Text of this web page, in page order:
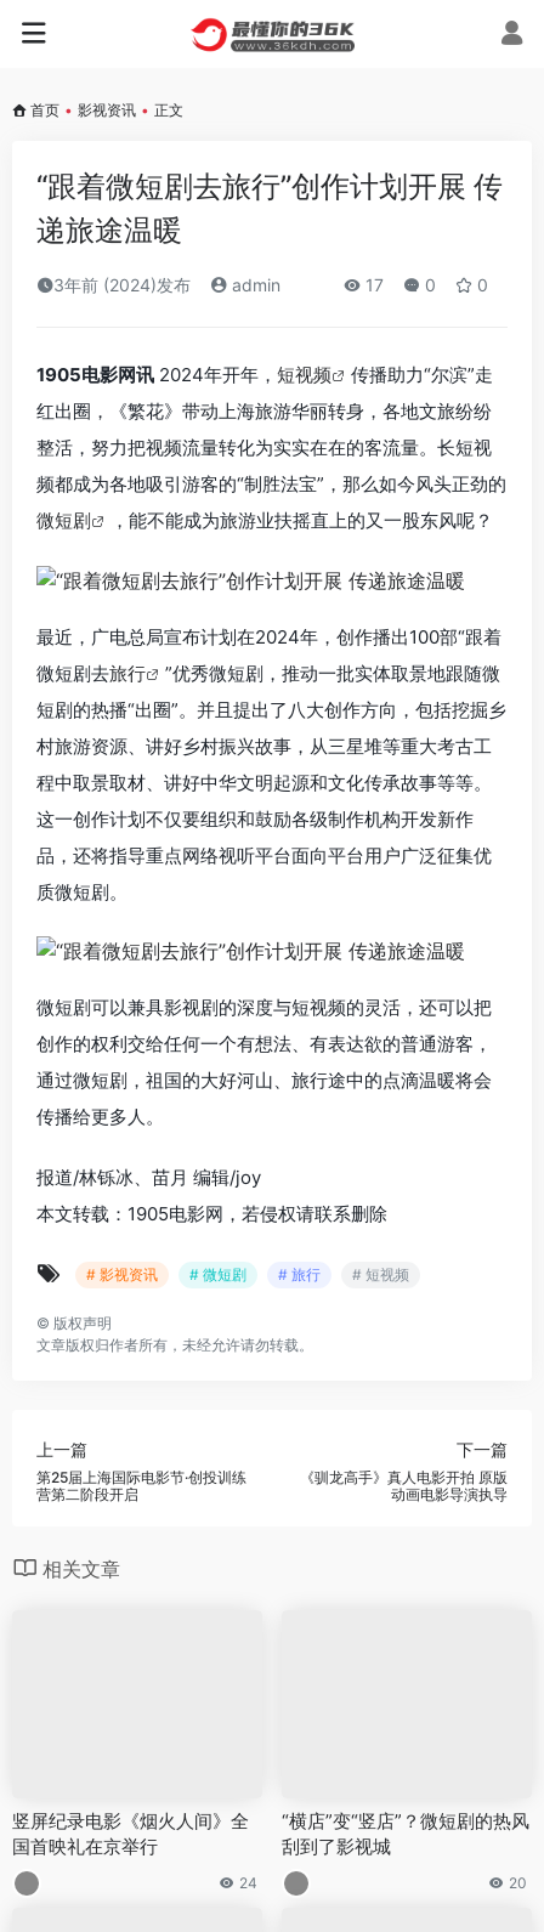
首页 • 影视资讯 • 正文
“跟着微短剧去旅行”创作计划开展 传
递旅途温暖
3年前 (2024)发布 admin 17 0 0
1905电影网讯 2024年开年， 短视频
传播助力“尔滨”走
红出圈，《繁花》带动上海旅游华丽转身，各地文旅纷纷
整活，努力把视频流量转化为实实在在的客流量。长短视
频都成为各地吸引游客的“制胜法宝”，那么如今风头正劲的
微短剧
，能不能成为旅游业扶摇直上的又一股东风呢？
最近，广电总局宣布计划在2024年，创作播出100部“跟着
微短剧去旅行
”优秀微短剧，推动一批实体取景地跟随微
短剧的热播“出圈”。并且提出了八大创作方向，包括挖掘乡
村旅游资源、讲好乡村振兴故事，从三星堆等重大考古工
程中取景取材、讲好中华文明起源和文化传承故事等等。
这一创作计划不仅要组织和鼓励各级制作机构开发新作
品，还将指导重点网络视听平台面向平台用户广泛征集优
质微短剧。
微短剧可以兼具影视剧的深度与短视频的灵活，还可以把
创作的权利交给任何一个有想法、有表达欲的普通游客，
通过微短剧，祖国的大好河山、旅行途中的点滴温暖将会
传播给更多人。
报道/林铄冰、苗月 编辑/joy
本文转载：1905电影网，若侵权请联系删除
# 影视资讯 # 微短剧 # 旅行 # 短视频
© 版权声明
文章版权归作者所有，未经允许请勿转载。
上一篇
第25届上海国际电影节·创投训练
营第二阶段开启
下一篇
《驯龙高手》真人电影开拍 原版
动画电影导演执导
相关文章
竖屏纪录电影《烟火人间》全
国首映礼在京举行
24
“横店”变“竖店”？微短剧的热风
刮到了影视城
20